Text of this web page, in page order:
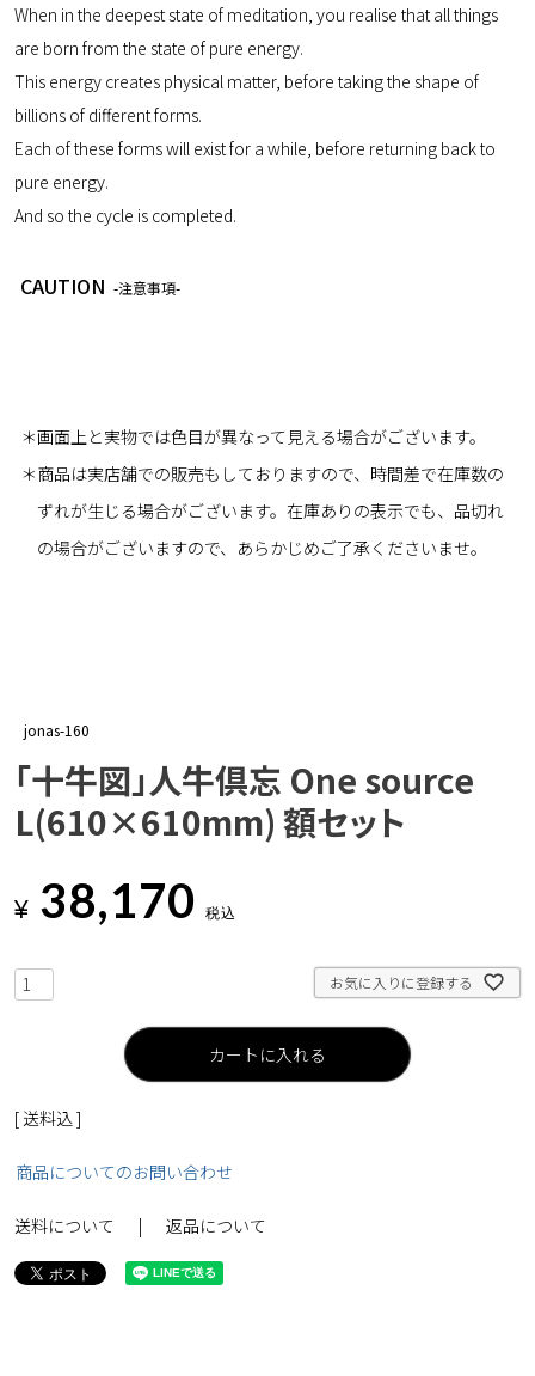
When in the deepest state of meditation, you realise that all things
are born from the state of pure energy.
This energy creates physical matter, before taking the shape of
billions of different forms.
Each of these forms will exist for a while, before returning back to
pure energy.
And so the cycle is completed.
CAUTION -注意事項-
＊画面上と実物では色目が異なって見える場合がございます。
＊商品は実店舗での販売もしておりますので、時間差で在庫数の
ずれが生じる場合がございます。在庫ありの表示でも、品切れ
の場合がございますので、あらかじめご了承くださいませ。
jonas-160
「十牛図」人牛倶忘 One source
L(610×610mm) 額セット
¥ 38,170 税込
お気に入りに登録する
カートに入れる
送料込
商品についてのお問い合わせ
送料について 返品について